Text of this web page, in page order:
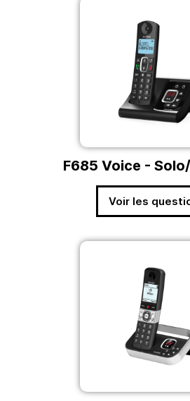
F685 Voice -
Voir les